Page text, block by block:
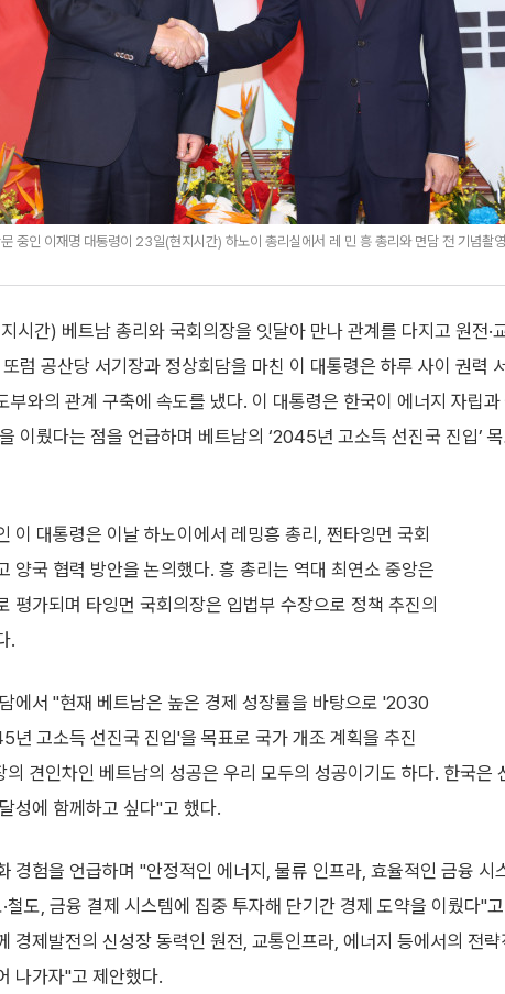
중인 이재명 대통령이 23일(현지시간) 하노이 총리실에서 레 민 흥 총리와 면담 전 기념촬
시간) 베트남 총리와 국회의장을 잇달아 만나 관계를 다지고 원전·
럼 공산당 서기장과 정상회담을 마친 이 대통령은 하루 사이 권력
부와의 관계 구축에 속도를 냈다. 이 대통령은 한국이 에너지 자립
이뤘다는 점을 언급하며 베트남의 ‘2045년 고소득 선진국 진입’
이 대통령은 이날 하노이에서 레밍흥 총리, 쩐타잉먼 국회
양국 협력 방안을 논의했다. 흥 총리는 역대 최연소 중앙은
평가되며 타잉먼 국회의장은 입법부 수장으로 정책 추진의
.
에서 "현재 베트남은 높은 경제 성장률을 바탕으로 '2030
년 고소득 선진국 진입'을 목표로 국가 개조 계획을 추진
견인차인 베트남의 성공은 우리 모두의 성공이기도 하다. 한국은
성에 함께하고 싶다"고 했다.
경험을 언급하며 "안정적인 에너지, 물류 인프라, 효율적인 금융 시
철도, 금융 결제 시스템에 집중 투자해 단기간 경제 도약을 이뤘다"
경제발전의 신성장 동력인 원전, 교통인프라, 에너지 등에서의 전
나가자"고 제안했다.